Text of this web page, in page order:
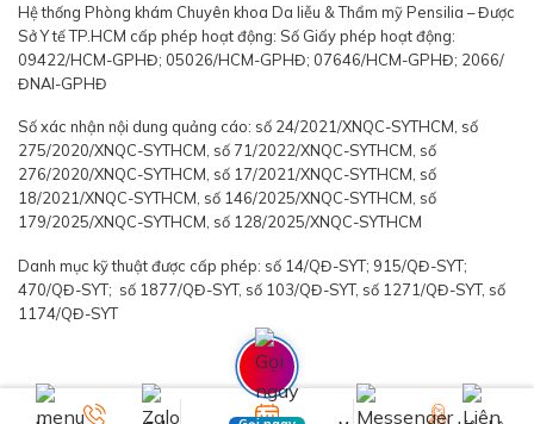
Hệ thống Phòng khám Chuyên khoa Da liễu & Thẩm mỹ Pensilia – Được
Sở Y tế TP.HCM cấp phép hoạt động: Số Giấy phép hoạt động:
09422/HCM-GPHĐ; 05026/HCM-GPHĐ; 07646/HCM-GPHĐ; 2066/
ĐNAI-GPHĐ
Số xác nhận nội dung quảng cáo: số 24/2021/XNQC-SYTHCM, số
275/2020/XNQC-SYTHCM, số 71/2022/XNQC-SYTHCM, số
276/2020/XNQC-SYTHCM, số 17/2021/XNQC-SYTHCM, số
18/2021/XNQC-SYTHCM, số 146/2025/XNQC-SYTHCM, số
179/2025/XNQC-SYTHCM, số 128/2025/XNQC-SYTHCM
Danh mục kỹ thuật được cấp phép: số 14/QĐ-SYT; 915/QĐ-SYT;
470/QĐ-SYT; số 1877/QĐ-SYT, số 103/QĐ-SYT, số 1271/QĐ-SYT, số
1174/QĐ-SYT